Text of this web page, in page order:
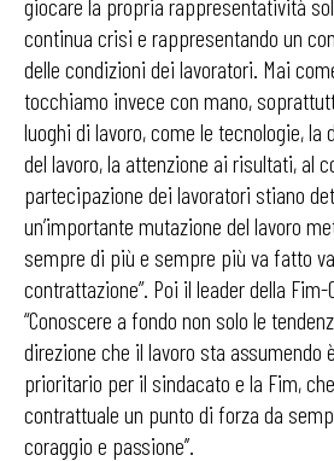
continua crisi e rappresentando un
delle condizioni dei lavoratori. Mai
tocchiamo invece con mano,
luoghi di lavoro, come le tecnologie, la
del lavoro, la attenzione ai risultati, al
partecipazione dei lavoratori stiano
un’importante mutazione del lavoro
sempre di più e sempre più va fatto
contrattazione”. Poi il leader della
“Conoscere a fondo non solo le
direzione che il lavoro sta assumendo
prioritario per il sindacato e la Fim,
contrattuale un punto di forza da
coraggio e passione’’.